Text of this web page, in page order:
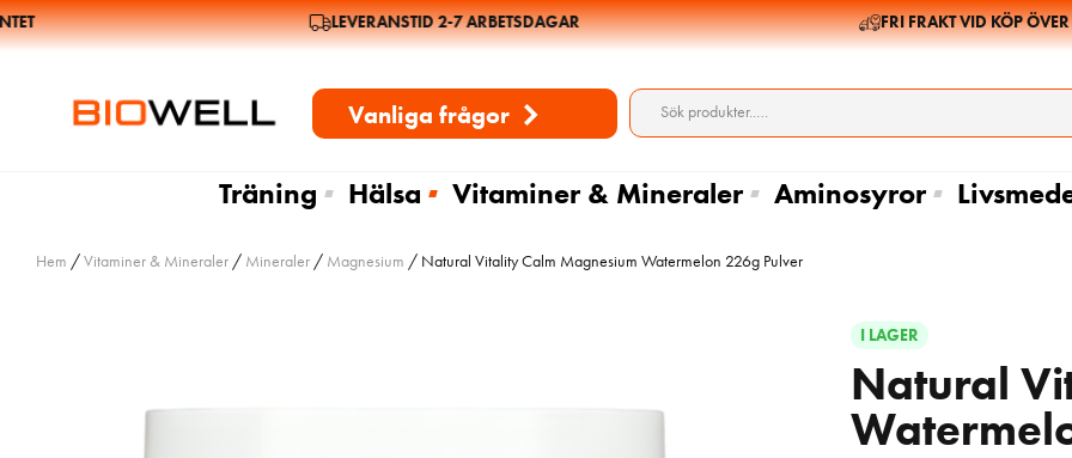
LEVERANSTID 2-7 ARBETSDAGAR FRI FRAKT VID KÖP ÖVER
Vanliga frågor
Träning Hälsa Vitaminer & Mineraler Aminosyror
Hem /Vitaminer & Mineraler / Mineraler / Magnesium / Natural Vitality Calm Magnesium Watermelon 226g Pulver
I LAGER
Natural